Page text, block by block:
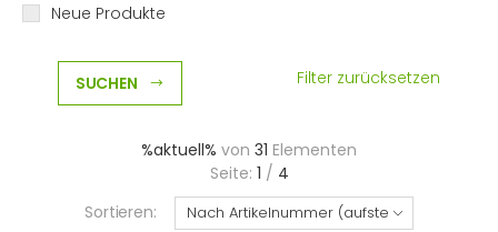
Neue Produkte
SUCHEN Filter zurücksetzen
%aktuell% von 31 Elementen
Seite: 1 / 4
Sortieren: